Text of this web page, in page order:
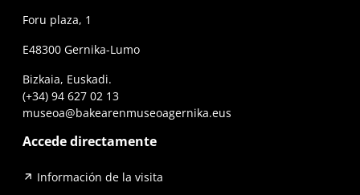
Foru plaza, 1
E48300 Gernika-Lumo
Bizkaia, Euskadi.
(+34) 94 627 02 13
museoa@bakearenmuseoagernika.eus
Accede directamente
Información de la visita